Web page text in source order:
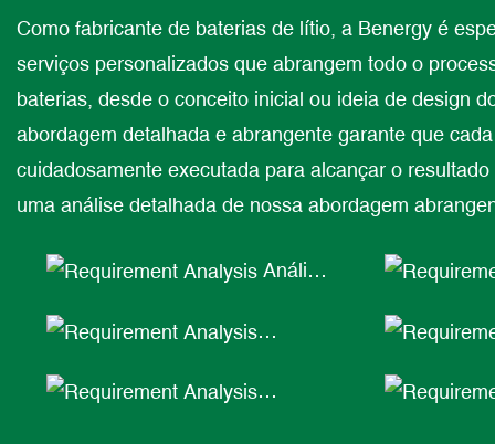
Como fabricante de baterias de lítio, a Benergy é
serviços personalizados que abrangem todo o
baterias, desde o conceito inicial ou ideia de design
abordagem detalhada e abrangente garante que
cuidadosamente executada para alcançar o
uma análise detalhada de nossa abordagem
Análise
colaborativo